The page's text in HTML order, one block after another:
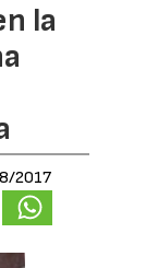
la
2017